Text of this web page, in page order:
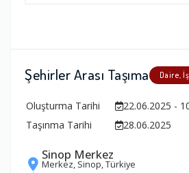
Şehirler Arası Taşıma Daire,
Oluşturma Tarihi
22.06.2025 -
Taşınma Tarihi
28.06.2025
Sinop Merkez
Merkez, Sinop, Türkiye